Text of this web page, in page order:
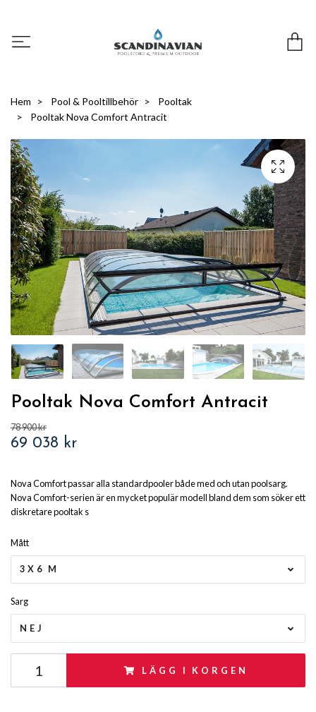
Hem Pool & Pooltillbehör
Pooltak
Pooltak Nova Comfort Antracit
Pooltak Nova Comfort Antracit
78 900 kr
69 038 kr
Nova Comfort passar alla standardpooler både med och utan poolsarg.
Nova Comfort-serien är en mycket populär modell bland dem som söker ett
diskretare pooltak s
Mått
3X6 M
Sarg
NEJ
LÄGG I KORGEN